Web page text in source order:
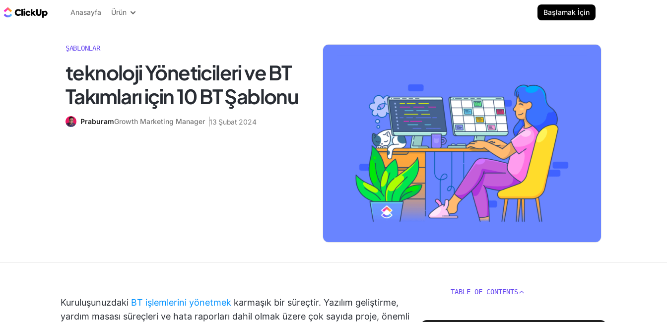
ClickUp Blog
Anasayfa Ürün Başlamak İçin
ŞABLONLAR
teknoloji Yöneticileri ve BT
Takımları için 10 BT Şablonu
PraburamGrowth Marketing Manager 13 Şubat 2024
Kuruluşunuzdaki BT işlemlerini yönetmek karmaşık bir süreçtir. Yazılım geliştirme,
yardım masası süreçleri ve hata raporları dahil olmak üzere çok sayıda proje, önemli
TABLE OF CONTENTS